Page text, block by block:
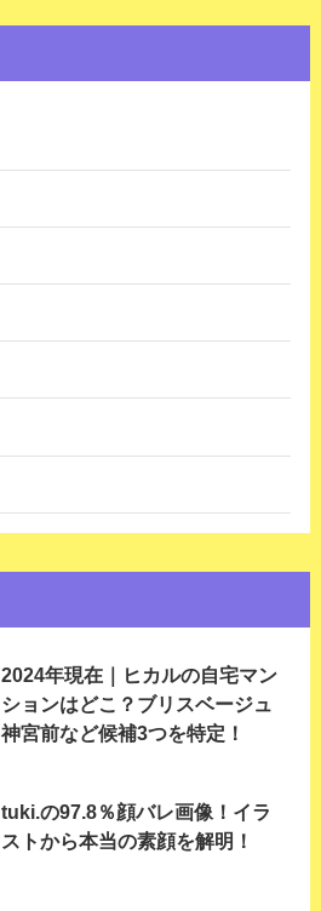
2024年現在｜ヒカルの自宅マン
ションはどこ？ブリスベージュ
神宮前など候補3つを特定！
tuki.の97.8％顔バレ画像！イラ
ストから本当の素顔を解明！